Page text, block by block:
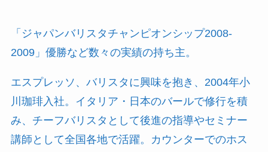
「ジャパンバリスタチャンピオンシップ2008-
2009」優勝など数々の実績の持ち主。
エスプレッソ、バリスタに興味を抱き、2004年小
川珈琲入社。イタリア・日本のバールで修行を積
み、チーフバリスタとして後進の指導やセミナー
講師として全国各地で活躍。カウンターでのホス